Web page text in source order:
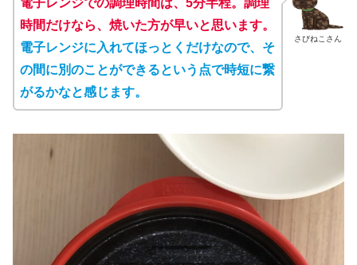
さびねこさん
電子レンジでの調理時間は、5分半程。調理
時間だけなら、焼いた方が早いと思います。
電子レンジに入れてほっとくだけなので、そ
の間に別のことができるという点で時短に繋
がるかなと感じます。